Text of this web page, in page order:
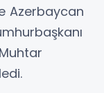
Azerbaycan